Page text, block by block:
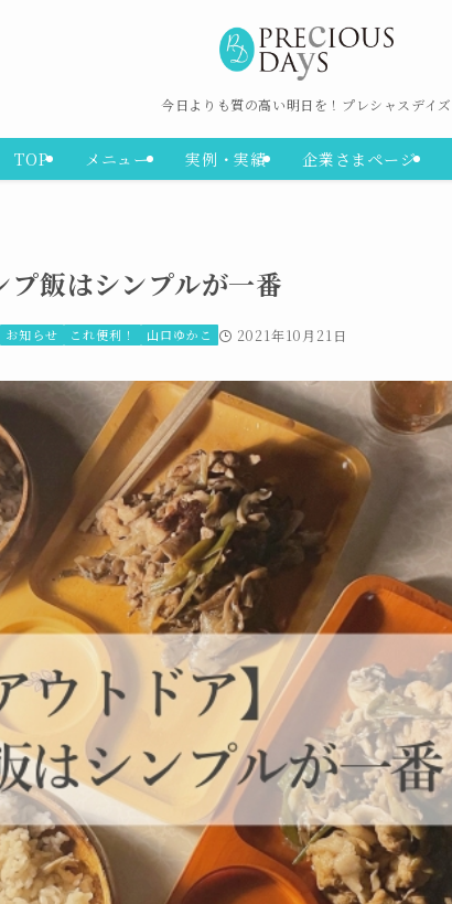
今日よりも質の高い明日を！プレシャスデイズ
TOP メニュー 実例・実績 企業さまページ
プ飯はシンプルが一番
お知らせ これ便利！ 山口ゆかこ 2021年10月21日